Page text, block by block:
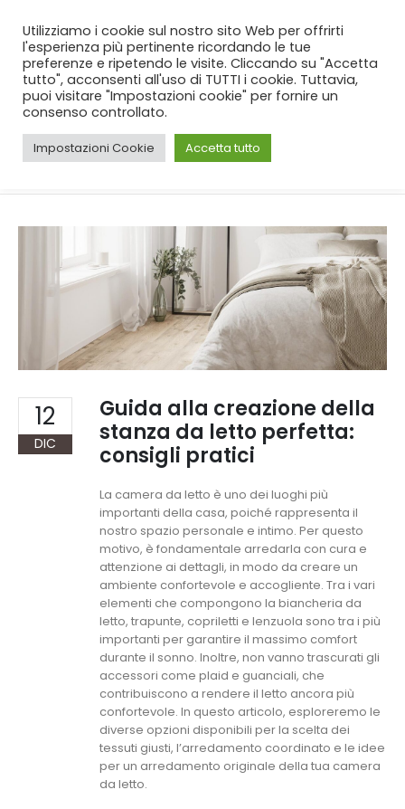
SPEDIZIONE GRATUITA per ordini da 99€!
CASA BLOG
UNCATEGORIZED
12
DIC
Guida alla creazione della
stanza da letto perfetta:
consigli pratici
La camera da letto è uno dei luoghi più
importanti della casa, poiché rappresenta il
nostro spazio personale e intimo. Per questo
motivo, è fondamentale arredarla con cura e
attenzione ai dettagli, in modo da creare un
ambiente confortevole e accogliente. Tra i vari
elementi che compongono la biancheria da
letto, trapunte, copriletti e lenzuola sono tra i più
importanti per garantire il massimo comfort
durante il sonno. Inoltre, non vanno trascurati gli
accessori come plaid e guanciali, che
contribuiscono a rendere il letto ancora più
confortevole. In questo articolo, esploreremo le
diverse opzioni disponibili per la scelta dei
tessuti giusti, l’arredamento coordinato e le idee
per un arredamento originale della tua camera
da letto.
Utilizziamo i cookie sul nostro sito Web per offrirti
l'esperienza più pertinente ricordando le tue
preferenze e ripetendo le visite. Cliccando su "Accetta
tutto", acconsenti all'uso di TUTTI i cookie. Tuttavia,
puoi visitare "Impostazioni cookie" per fornire un
consenso controllato.
Impostazioni Cookie Accetta tutto